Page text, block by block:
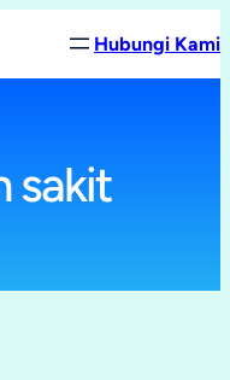
Hubungi Kami
sakit